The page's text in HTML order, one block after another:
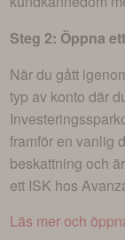
Steg 2: Öppna
När du gått
typ av konto där
framför en vanlig
beskattning och
ett ISK hos
Läs mer och